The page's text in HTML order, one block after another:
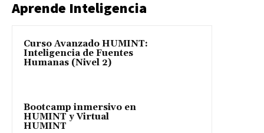
Aprende Inteligencia
Curso Avanzado HUMINT:
Inteligencia de Fuentes
Humanas (Nivel 2)
Bootcamp inmersivo en
HUMINT y Virtual
HUMINT